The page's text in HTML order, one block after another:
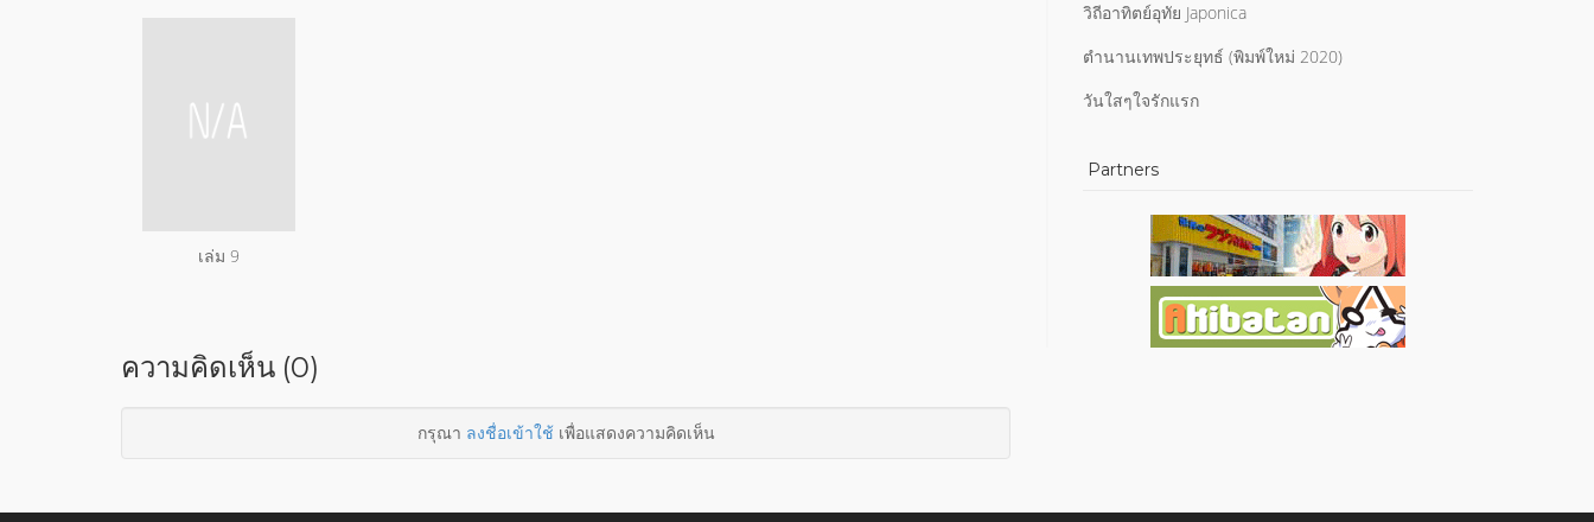
เล่ม 9
ความคิดเห็น (0)
กรุณา ลงชื่อเข้าใช้เพื่อแสดงความคิดเห็น
วิถีอาทิตย์อุทัย Japonica
ตำนานเทพประยุทธ์ (พิมพ์ใหม่ 2020)
วันใสๆใจรักแรก
Partners